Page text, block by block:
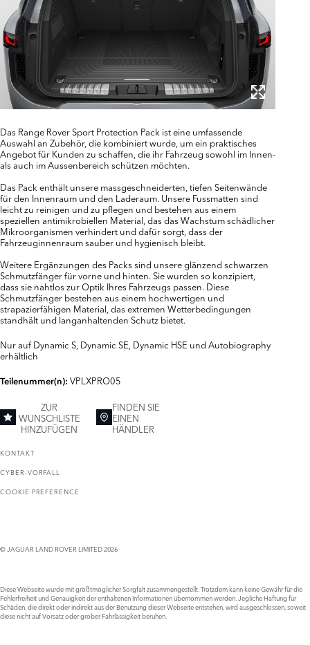
Das Range Rover Sport Protection Pack ist eine umfassende
Auswahl an Zubehör, die kombiniert wurde, um ein praktisches
Angebot für Kunden zu schaffen, die ihr Fahrzeug sowohl im Innen-
als auch im Aussenbereich schützen möchten.
Das Pack enthält unsere massgeschneiderten, tiefen Seitenwände
für den Innenraum und den Laderaum. Unsere Fussmatten sind
leicht zu reinigen und zu pflegen und bestehen aus einem
speziellen antimikrobiellen Material, das das Wachstum schädlicher
Mikroorganismen verhindert und dafür sorgt, dass der
Fahrzeuginnenraum sauber und hygienisch bleibt.
Weitere Ergänzungen des Packs sind unsere glänzend schwarzen
Schmutzfänger für vorne und hinten. Sie wurden so konzipiert,
dass sie nahtlos zur Optik Ihres Fahrzeugs passen. Diese
Schmutzfänger bestehen aus einem hochwertigen und
strapazierfähigen Material, das extremen Wetterbedingungen
standhält und langanhaltenden Schutz bietet.
Nur auf Dynamic S, Dynamic SE, Dynamic HSE und Autobiography
erhältlich
Teilenummer(n): VPLXPRO05
ZUR
WUNSCHLISTE
HINZUFÜGEN
FINDEN SIE
EINEN
HÄNDLER
KONTAKT
CYBER-VORFALL
COOKIE PREFERENCE
© JAGUAR LAND ROVER LIMITED 2026
Diese Webseite wurde mit größtmöglicher Sorgfalt zusammengestellt. Trotzdem kann keine Gewähr für die
Fehlerfreiheit und Genauigkeit der enthaltenen Informationen übernommen werden. Jegliche Haftung für
Schäden, die direkt oder indirekt aus der Benutzung dieser Webseite entstehen, wird ausgeschlossen, soweit
diese nicht auf Vorsatz oder grober Fahrlässigkeit beruhen.